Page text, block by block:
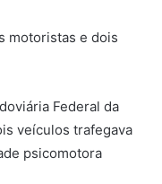
motoristas e dois
Federal da
veículos trafegava
psicomotora